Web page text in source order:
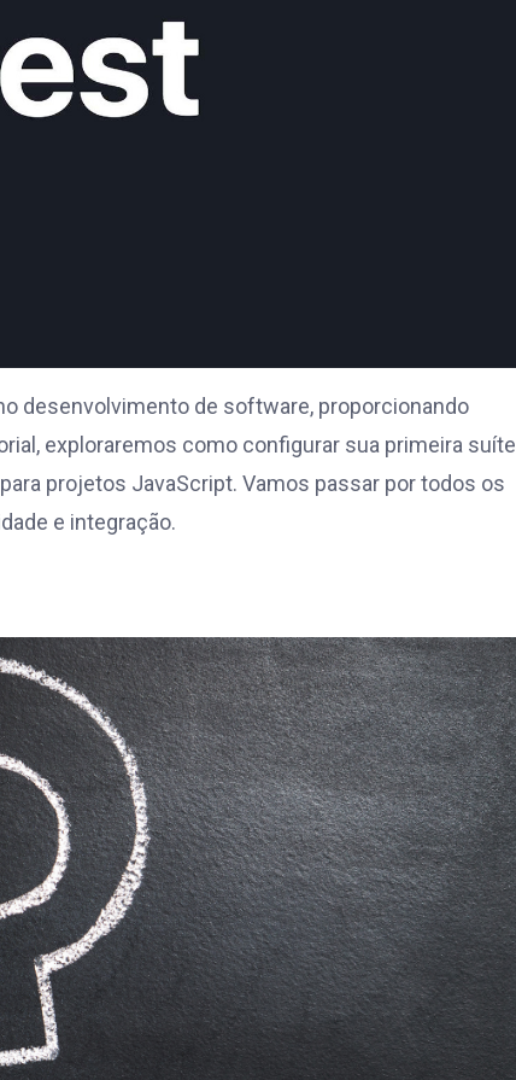
desenvolvimento de software, proporcionando
exploraremos como configurar sua primeira suíte
projetos JavaScript. Vamos passar por todos os
e integração.